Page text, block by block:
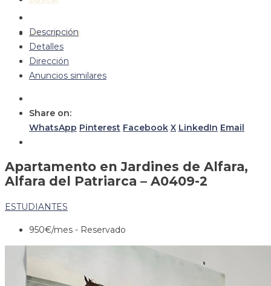
963 119 009
Descripción
Detalles
Dirección
Anuncios similares
Share on:
WhatsApp Pinterest Facebook X LinkedIn Email
Apartamento en Jardines de Alfara,
Alfara del Patriarca – A0409-2
ESTUDIANTES
950€/mes - Reservado